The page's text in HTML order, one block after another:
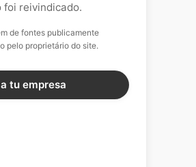
foi reivindicado.
de fontes publicamente
pelo proprietário do site.
tu empresa